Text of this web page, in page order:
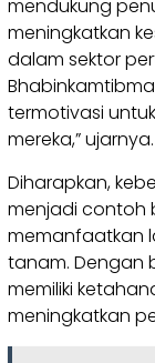
mendukung
meningkatkan
dalam sektor
termotivasi
mereka,” ujarnya.
Diharapkan,
menjadi contoh
memanfaatkan
tanam. Dengan
memiliki
meningkatkan